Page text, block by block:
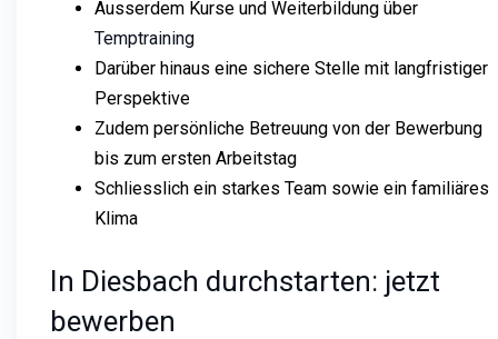
Ausserdem Kurse und Weiterbildung über
Temptraining
Darüber hinaus eine sichere Stelle mit langfristiger
Perspektive
Zudem persönliche Betreuung von der Bewerbung
bis zum ersten Arbeitstag
Schliesslich ein starkes Team sowie ein familiäres
Klima
In Diesbach durchstarten: jetzt
bewerben